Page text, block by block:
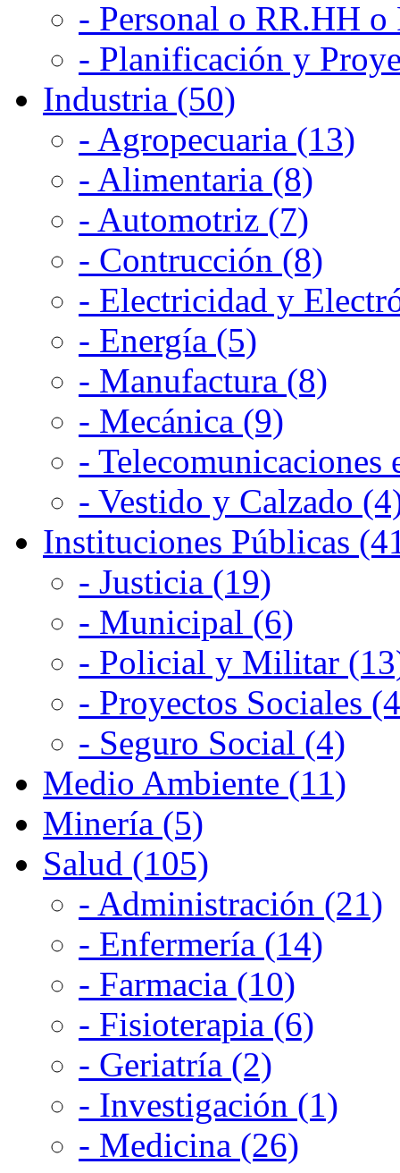
- Personal o RR.HH
- Planificación y
Industria (50)
- Agropecuaria (13)
- Alimentaria (8)
- Automotriz (7)
- Contrucción (8)
- Electricidad y
- Energía (5)
- Manufactura (8)
- Mecánica (9)
-
- Vestido y Calzado
Instituciones Públicas
- Justicia (19)
- Municipal (6)
- Policial y Militar
- Proyectos Sociales
- Seguro Social (4)
Medio Ambiente (11)
Minería (5)
Salud (105)
- Administración (21)
- Enfermería (14)
- Farmacia (10)
- Fisioterapia (6)
- Geriatría (2)
- Investigación (1)
- Medicina (26)